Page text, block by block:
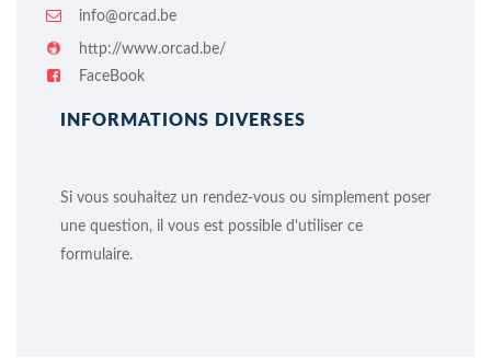
info@orcad.be
http://www.orcad.be/
FaceBook
INFORMATIONS DIVERSES
Si vous souhaitez un rendez-vous ou simplement poser
une question, il vous est possible d'utiliser ce
formulaire.